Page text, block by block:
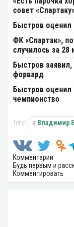
совет
Быстров
ФК «Спартак»,
случилось за 28
Быстров заявил,
форвард
Быстров оценил
чемпионство
Владимир
Комментарии
Будь первым и
Комментировать